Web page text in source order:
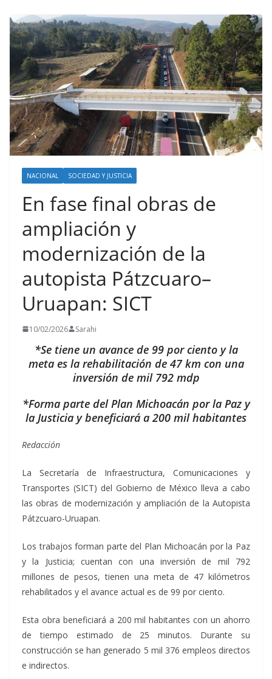
NACIONAL SOCIEDAD Y JUSTICIA
En fase final obras de
ampliación y
modernización de la
autopista Pátzcuaro–
Uruapan: SICT
10/02/2026 Sarahi
*Se tiene un avance de 99 por ciento y la
meta es la rehabilitación de 47 km con una
inversión de mil 792 mdp
*Forma parte del Plan Michoacán por la Paz y
la Justicia y beneficiará a 200 mil habitantes
Redacción
La Secretaría de Infraestructura, Comunicaciones y
Transportes (SICT) del Gobierno de México lleva a cabo
las obras de modernización y ampliación de la Autopista
Pátzcuaro-Uruapan.
Los trabajos forman parte del Plan Michoacán por la Paz
y la Justicia; cuentan con una inversión de mil 792
millones de pesos, tienen una meta de 47 kilómetros
rehabilitados y el avance actual es de 99 por ciento.
Esta obra beneficiará a 200 mil habitantes con un ahorro
de tiempo estimado de 25 minutos. Durante su
construcción se han generado 5 mil 376 empleos directos
e indirectos.